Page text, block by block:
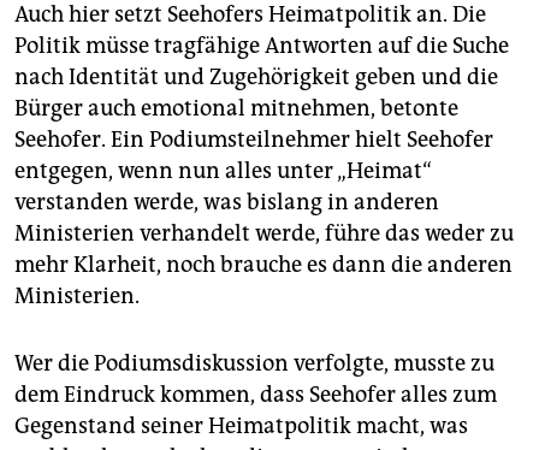
Auch hier setzt Seehofers Heimatpolitik an. Die
Politik müsse tragfähige Antworten auf die Suche
nach Identität und Zugehörigkeit geben und die
Bürger auch emotional mitnehmen, betonte
Seehofer. Ein Podiumsteilnehmer hielt Seehofer
entgegen, wenn nun alles unter „Heimat“
verstanden werde, was bislang in anderen
Ministerien verhandelt werde, führe das weder zu
mehr Klarheit, noch brauche es dann die anderen
Ministerien.
Wer die Podiumsdiskussion verfolgte, musste zu
dem Eindruck kommen, dass Seehofer alles zum
Gegenstand seiner Heimatpolitik macht, was